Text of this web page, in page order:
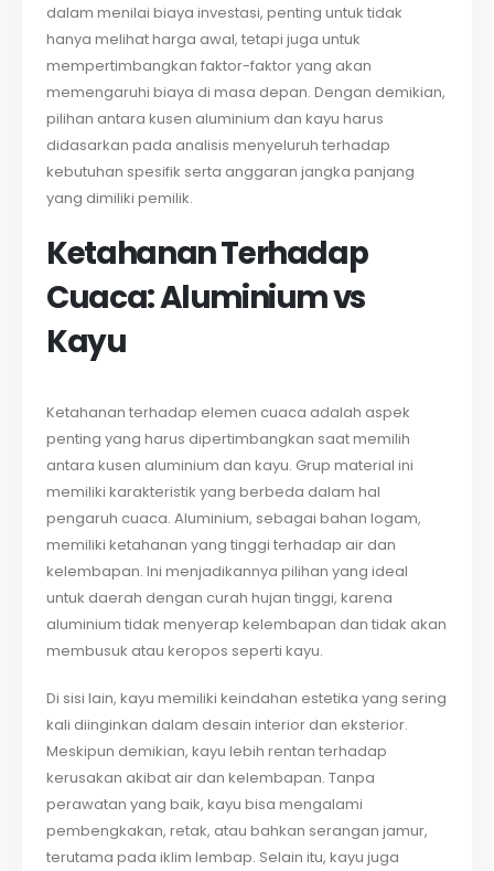
dalam menilai biaya investasi, penting untuk tidak
hanya melihat harga awal, tetapi juga untuk
mempertimbangkan faktor-faktor yang akan
memengaruhi biaya di masa depan. Dengan demikian,
pilihan antara kusen aluminium dan kayu harus
didasarkan pada analisis menyeluruh terhadap
kebutuhan spesifik serta anggaran jangka panjang
yang dimiliki pemilik.
Ketahanan Terhadap
Cuaca: Aluminium vs
Kayu
Ketahanan terhadap elemen cuaca adalah aspek
penting yang harus dipertimbangkan saat memilih
antara kusen aluminium dan kayu. Grup material ini
memiliki karakteristik yang berbeda dalam hal
pengaruh cuaca. Aluminium, sebagai bahan logam,
memiliki ketahanan yang tinggi terhadap air dan
kelembapan. Ini menjadikannya pilihan yang ideal
untuk daerah dengan curah hujan tinggi, karena
aluminium tidak menyerap kelembapan dan tidak akan
membusuk atau keropos seperti kayu.
Di sisi lain, kayu memiliki keindahan estetika yang sering
kali diinginkan dalam desain interior dan eksterior.
Meskipun demikian, kayu lebih rentan terhadap
kerusakan akibat air dan kelembapan. Tanpa
perawatan yang baik, kayu bisa mengalami
pembengkakan, retak, atau bahkan serangan jamur,
terutama pada iklim lembap. Selain itu, kayu juga